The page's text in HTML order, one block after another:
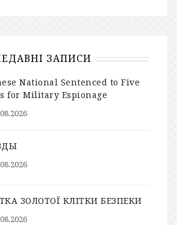
ЗАПИСИ
National Sentenced to Five
for Military Espionage
ЗОЛОТОЇ КЛІТКИ БЕЗПЕКИ